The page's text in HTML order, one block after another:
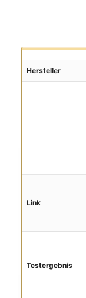
Hersteller
Link
Testergebnis